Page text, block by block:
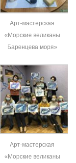
Арт-мастерская
«Морские великаны
Баренцева моря»
Арт-мастерская
«Морские великаны